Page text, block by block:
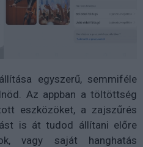
egyszerű, semmiféle
Az appban a töltöttség
eszközöket, a zajszűrés
is át tudod állítani előre
vagy saját hanghatás